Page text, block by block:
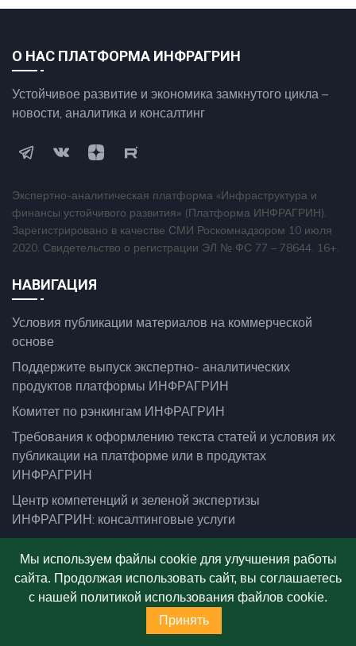
О НАС ПЛАТФОРМА ИНФРАГРИН
Устойчивое развитие и экономика замкнутого цикла –
новости, аналитика и консалтинг
Экспертно-аналитическая платформа «Инфраструктура и
финансы устойчивого развития» (Платформа ИНФРАГРИН).
Зарегистрировано в качестве СМИ Роскомнадзором 10 июля
2020. Свидетельство о регистрации ЭЛ № ФС 77 – 78644. 16+.
НАВИГАЦИЯ
Условия публикации материалов на коммерческой
основе
Поддержите выпуск экспертно- аналитических
продуктов платформы ИНФРАГРИН
Комитет по рэнкингам ИНФРАГРИН
Требования к оформлению текста статей и условия их
публикации на платформе или в продуктах
ИНФРАГРИН
Центр компетенций и зеленой экспертизы
ИНФРАГРИН: консалтинговые услуги
Политика использования cookies
Пользовательское соглашение
Консультационные тренинги от экспертов ИНФРАГРИН
Мы используем файлы cookie для улучшения работы
сайта. Продолжая использовать сайт, вы соглашаетесь
с нашей политикой использования файлов cookie.
Принять